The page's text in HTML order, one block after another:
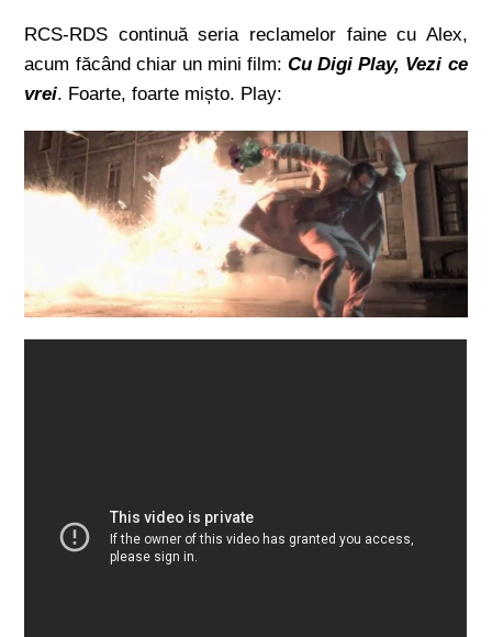
RCS-RDS continuă seria reclamelor faine cu Alex,
acum făcând chiar un mini film:Cu Digi Play, Vezi ce
vrei. Foarte, foarte mișto. Play: